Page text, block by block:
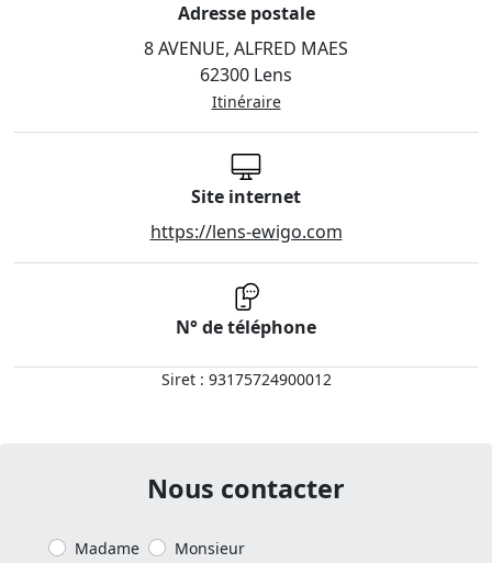
Adresse postale
8 AVENUE, ALFRED MAES
62300 Lens
Itinéraire
Site internet
https://lens-ewigo.com
N° de téléphone
Siret : 93175724900012
Nous contacter
Madame Monsieur